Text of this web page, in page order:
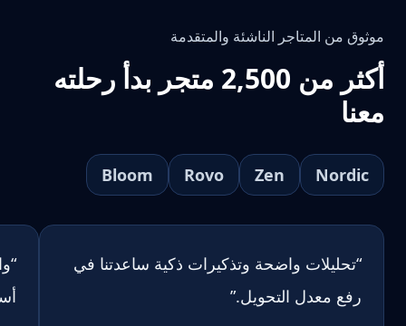
موثوق من المتاجر الناشئة والمتقدمة
أكثر من 2,500 متجر بدأ رحلته
معنا
Nordic
Zen
Rovo
Bloom
“تحليلات واضحة وتذكيرات ذكية ساعدتنا في
رفع معدل التحويل.”
“